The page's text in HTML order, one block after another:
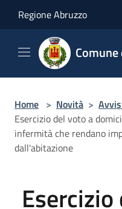
Regione Abruzzo
Home > Novità >
Esercizio del voto a
infermità che rendano
dall'abitazione